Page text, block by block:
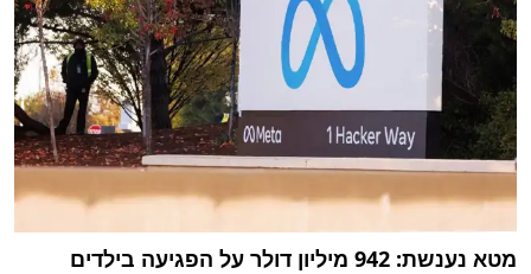
מטא נענשת: 942 מיליון דולר על הפגיעה בילדים